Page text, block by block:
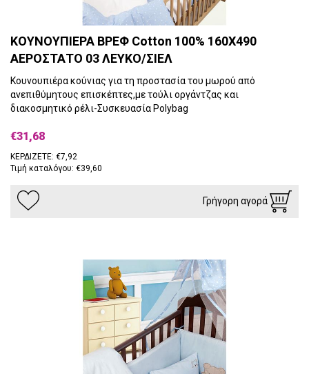
ΚΟΥΝΟΥΠΙΕΡΑ ΒΡΕΦ Cotton 100% 160X490
ΑΕΡΟΣΤΑΤΟ 03 ΛΕΥΚΟ/ΣΙΕΛ
Κουνουπιέρα κούνιας για τη προστασία του μωρού από
ανεπιθύμητους επισκέπτες,με τούλι οργάντζας και
διακοσμητικό ρέλι-Συσκευασία Polybag
€31,68
ΚΕΡΔΙΖΕΤΕ: €7,92
Τιμή καταλόγου: €39,60
Γρήγορη αγορά